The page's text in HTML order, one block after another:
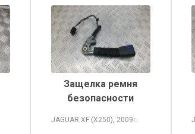
Защелка ремня
безопасности
JAGUAR XF (X250), 2009г.